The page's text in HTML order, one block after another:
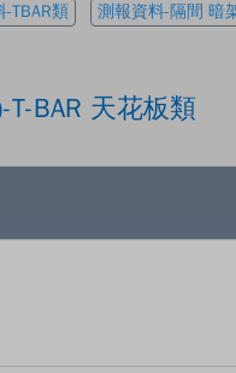
TBAR類 測報資料-隔間 暗
T-BAR 天花板類